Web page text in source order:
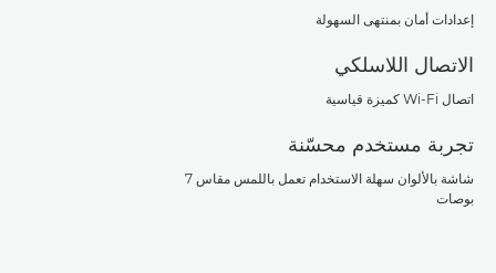
إعدادات أمان بمنتهى السهولة
الاتصال اللاسلكي
اتصال Wi-Fi كميزة قياسية
تجربة مستخدم محسّنة
شاشة بالألوان سهلة الاستخدام تعمل باللمس مقاس 7
بوصات